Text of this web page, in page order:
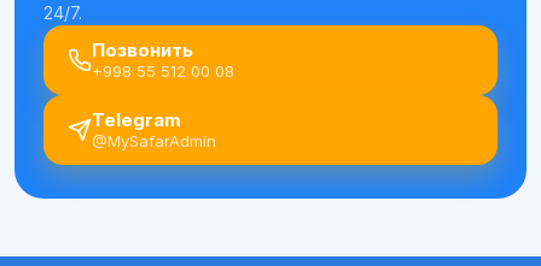
24/7.
Позвонить
+998 55 512 00 08
Telegram
@MySafarAdmin